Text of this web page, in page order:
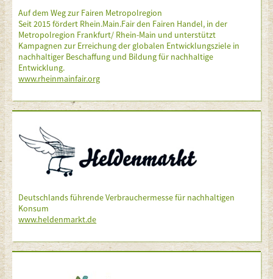
Auf dem Weg zur Fairen Metropolregion
Seit 2015 fördert Rhein.Main.Fair den Fairen Handel, in der
Metropolregion Frankfurt/ Rhein-Main und unterstützt
Kampagnen zur Erreichung der globalen Entwicklungsziele in
nachhaltiger Beschaffung und Bildung für nachhaltige
Entwicklung.
www.rheinmainfair.org
Deutschlands führende Verbrauchermesse für nachhaltigen
Konsum
www.heldenmarkt.de